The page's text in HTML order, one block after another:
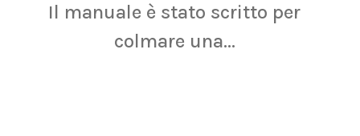
Il manuale è stato scritto per
colmare una...